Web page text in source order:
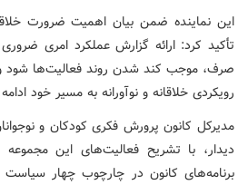
این نماینده ضمن بیان اهمیت ضرورت
تأکید کرد: ارائه گزارش عملکرد امری
صرف، موجب کند شدن روند فعالیت‌ها شود و
رویکردی خلاقانه و نوآورانه به مسیر خود
مدیرکل کانون پرورش فکری کودکان و
دیدار، با تشریح فعالیت‌های این
برنامه‌های کانون در چارچوب چهار